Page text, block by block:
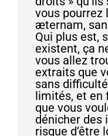
vous pourrez
æternam,
Qui plus est,
existent, ça
vous allez
extraits que
sans
limités, et en
que vous
dénicher des
risque d’être